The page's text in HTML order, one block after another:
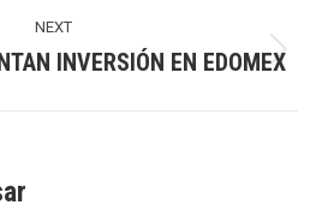
NEXT
Next
INVERSIÓN EN EDOMEX